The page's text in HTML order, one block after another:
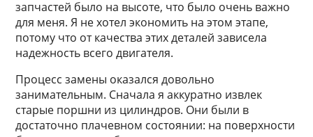
запчастей было на высоте, что было очень важно
для меня. Я не хотел экономить на этом этапе,
потому что от качества этих деталей зависела
надежность всего двигателя.
Процесс замены оказался довольно
занимательным. Сначала я аккуратно извлек
старые поршни из цилиндров. Они были в
достаточно плачевном состоянии: на поверхности